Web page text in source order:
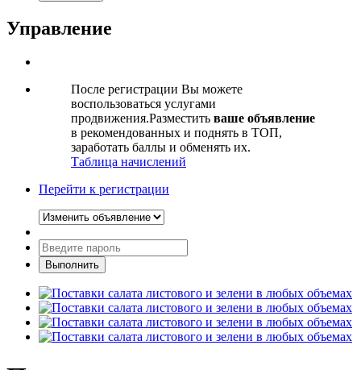
Управление
После регистрации Вы можете
воспользоваться услугами
продвижения.Разместить ваше объявление
в рекомендованных и поднять в ТОП,
заработать баллы и обменять их.
Таблица начислений
Перейти к регистрации